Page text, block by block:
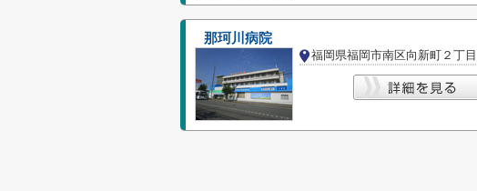
那珂川病院
福岡県福岡市南区向新町２丁目